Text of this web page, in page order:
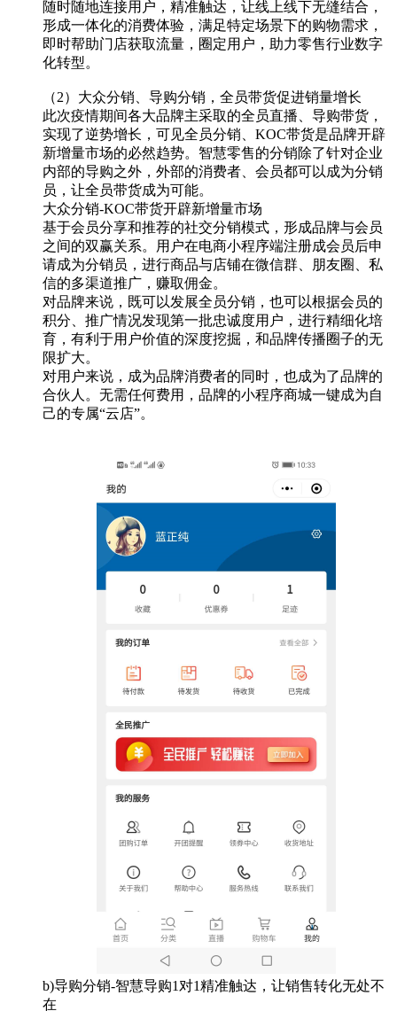
随时随地连接用户，精准触达，让线上线下无缝结合，
形成一体化的消费体验，满足特定场景下的购物需求，
即时帮助门店获取流量，圈定用户，助力零售行业数字
化转型。
（2）大众分销、导购分销，全员带货促进销量增长
此次疫情期间各大品牌主采取的全员直播、导购带货，
实现了逆势增长，可见全员分销、KOC带货是品牌开辟
新增量市场的必然趋势。智慧零售的分销除了针对企业
内部的导购之外，外部的消费者、会员都可以成为分销
员，让全员带货成为可能。
大众分销-KOC带货开辟新增量市场
基于会员分享和推荐的社交分销模式，形成品牌与会员
之间的双赢关系。用户在电商小程序端注册成会员后申
请成为分销员，进行商品与店铺在微信群、朋友圈、私
信的多渠道推广，赚取佣金。
对品牌来说，既可以发展全员分销，也可以根据会员的
积分、推广情况发现第一批忠诚度用户，进行精细化培
育，有利于用户价值的深度挖掘，和品牌传播圈子的无
限扩大。
对用户来说，成为品牌消费者的同时，也成为了品牌的
合伙人。无需任何费用，品牌的小程序商城一键成为自
己的专属“云店”。
b)导购分销-智慧导购1对1精准触达，让销售转化无处不
在